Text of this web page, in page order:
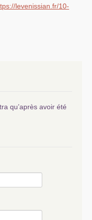
levenissian.fr/10-
qu’après avoir été